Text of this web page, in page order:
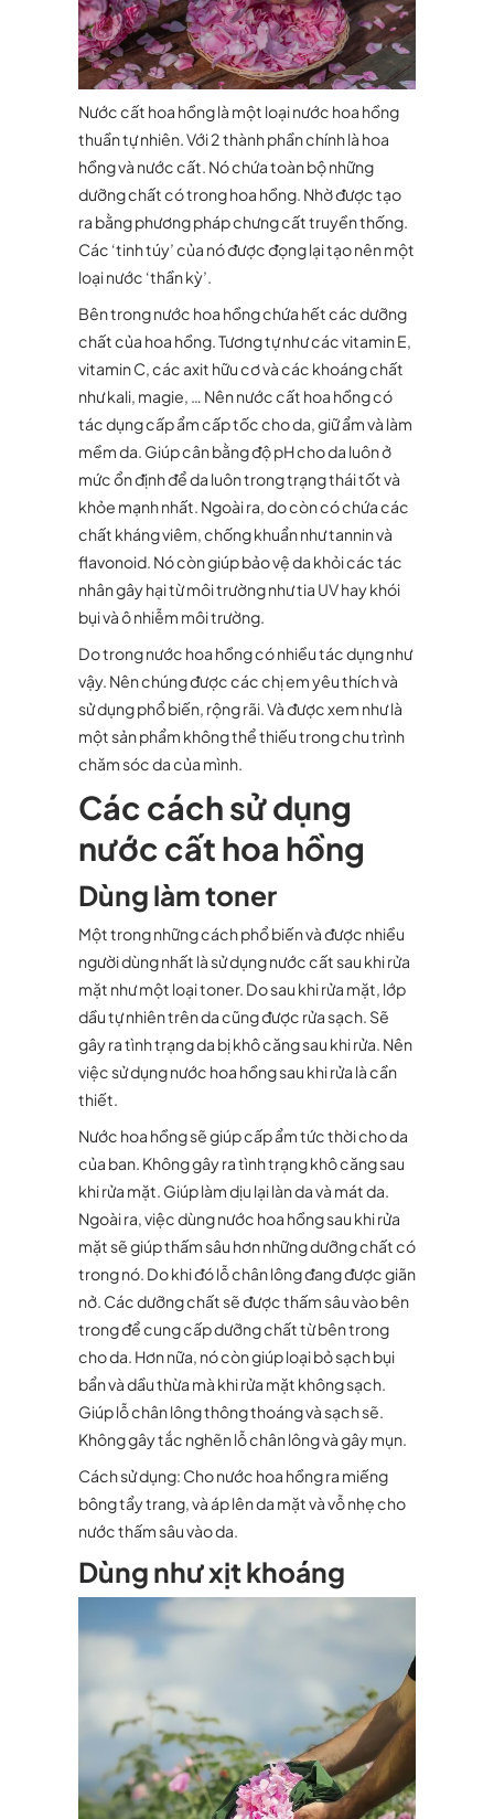
Nước cất hoa hồng là một loại nước hoa hồng
thuần tự nhiên. Với 2 thành phần chính là hoa
hồng và nước cất. Nó chứa toàn bộ những
dưỡng chất có trong hoa hồng. Nhờ được tạo
ra bằng phương pháp chưng cất truyền thống.
Các ‘tinh túy’ của nó được đọng lại tạo nên một
loại nước ‘thần kỳ’.
Bên trong nước hoa hồng chứa hết các dưỡng
chất của hoa hồng. Tương tự như các vitamin E,
vitamin C, các axit hữu cơ và các khoáng chất
như kali, magie, … Nên nước cất hoa hồng có
tác dụng cấp ẩm cấp tốc cho da, giữ ẩm và làm
mềm da. Giúp cân bằng độ pH cho da luôn ở
mức ổn định để da luôn trong trạng thái tốt và
khỏe mạnh nhất. Ngoài ra, do còn có chứa các
chất kháng viêm, chống khuẩn như tannin và
flavonoid. Nó còn giúp bảo vệ da khỏi các tác
nhân gây hại từ môi trường như tia UV hay khói
bụi và ô nhiễm môi trường.
Do trong nước hoa hồng có nhiều tác dụng như
vậy. Nên chúng được các chị em yêu thích và
sử dụng phổ biến, rộng rãi. Và được xem như là
một sản phẩm không thể thiếu trong chu trình
chăm sóc da của mình.
Các cách sử dụng
nước cất hoa hồng
Dùng làm toner
Một trong những cách phổ biến và được nhiều
người dùng nhất là sử dụng nước cất sau khi rửa
mặt như một loại toner. Do sau khi rửa mặt, lớp
dầu tự nhiên trên da cũng được rửa sạch. Sẽ
gây ra tình trạng da bị khô căng sau khi rửa. Nên
việc sử dụng nước hoa hồng sau khi rửa là cần
thiết.
Nước hoa hồng sẽ giúp cấp ẩm tức thời cho da
của ban. Không gây ra tình trạng khô căng sau
khi rửa mặt. Giúp làm dịu lại làn da và mát da.
Ngoài ra, việc dùng nước hoa hồng sau khi rửa
mặt sẽ giúp thấm sâu hơn những dưỡng chất có
trong nó. Do khi đó lỗ chân lông đang được giãn
nở. Các dưỡng chất sẽ được thấm sâu vào bên
trong để cung cấp dưỡng chất từ bên trong
cho da. Hơn nữa, nó còn giúp loại bỏ sạch bụi
bẩn và dầu thừa mà khi rửa mặt không sạch.
Giúp lỗ chân lông thông thoáng và sạch sẽ.
Không gây tắc nghẽn lỗ chân lông và gây mụn.
Cách sử dụng: Cho nước hoa hồng ra miếng
bông tẩy trang, và áp lên da mặt và vỗ nhẹ cho
nước thấm sâu vào da.
Dùng như xịt khoáng